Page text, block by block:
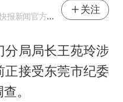
报新闻官方网易号
关注
分局局长王苑玲涉
正接受东莞市纪委
。